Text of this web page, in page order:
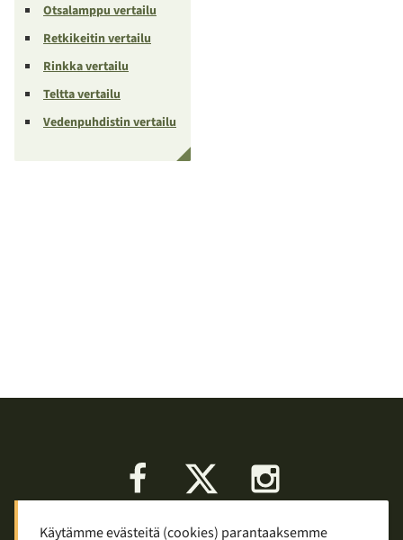
Otsalamppu vertailu
Retkikeitin vertailu
Rinkka vertailu
Teltta vertailu
Vedenpuhdistin vertailu
Facebook
Keskustelu Palaute Tietosuoja
Käytämme evästeitä (cookies) parantaaksemme